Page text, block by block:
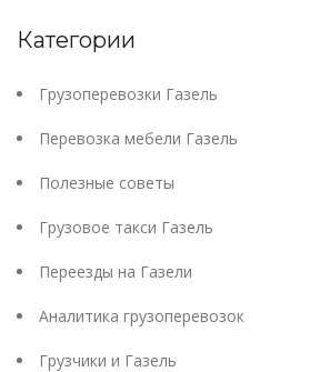
Категории
Грузоперевозки Газель
Перевозка мебели Газель
Полезные советы
Грузовое такси Газель
Переезды на Газели
Аналитика грузоперевозок
Грузчики и Газель